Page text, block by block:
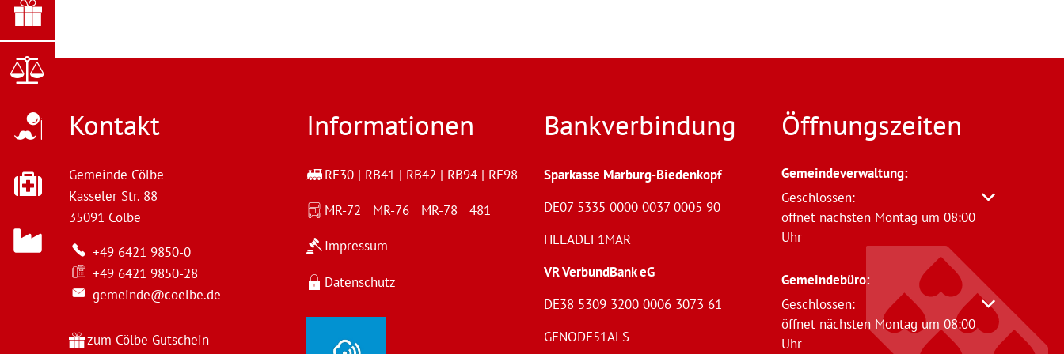
Kontakt
Gemeinde Cölbe
Kasseler Str. 88
35091 Cölbe
+49 6421 9850-0
+49 6421 9850-28
gemeinde@coelbe.de
zum Cölbe Gutschein
Informationen
RE30 | RB41 | RB42 | RB94 | RE98
MR-72 MR-76 MR-78 481
Impressum
Datenschutz
Bankverbindung
Sparkasse Marburg-Biedenkopf
DE07 5335 0000 0037 0005 90
HELADEF1MAR
VR VerbundBank eG
DE38 5309 3200 0006 3073 61
GENODE51ALS
Öffnungszeiten
Gemeindeverwaltung:
Klicken, um weitere Öffnungs- oder
Geschlossen:
öffnet nächsten Montag um 08:00
Uhr
Gemeindebüro:
Klicken, um weitere Öffnungs- oder
Geschlossen:
öffnet nächsten Montag um 08:00
Uhr